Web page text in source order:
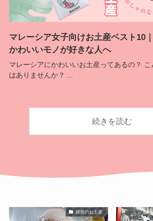
マレーシア女子向けお土産ベスト10
かわいいモノが好きな人へ
マレーシアにかわいいお土産ってあるの？ こ
はありませんか？ ...
続きを読む
雑貨のお土産